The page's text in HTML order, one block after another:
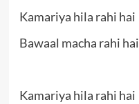
Kamariya hila rahi hai
Bawaal macha rahi hai
Kamariya hila rahi hai